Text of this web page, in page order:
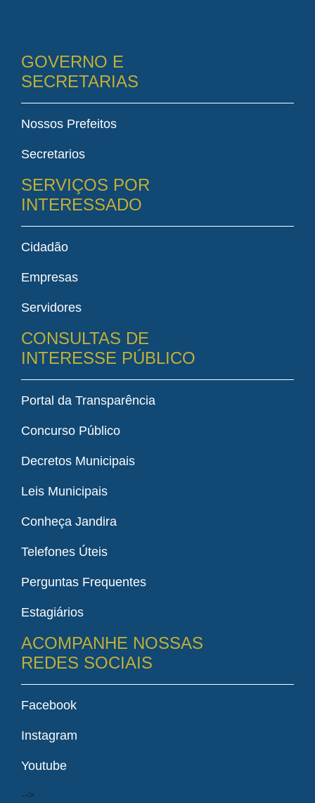
GOVERNO E
SECRETARIAS
Nossos Prefeitos
Secretarios
SERVIÇOS POR
INTERESSADO
Cidadão
Empresas
Servidores
CONSULTAS DE
INTERESSE PÚBLICO
Portal da Transparência
Concurso Público
Decretos Municipais
Leis Municipais
Conheça Jandira
Telefones Úteis
Perguntas Frequentes
Estagiários
ACOMPANHE NOSSAS
REDES SOCIAIS
Facebook
Instagram
Youtube
-->